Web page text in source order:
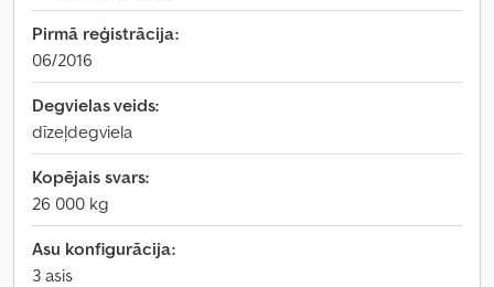
Pirmā reģistrācija:
06/2016
Degvielas veids:
dīzeļdegviela
Kopējais svars:
26 000 kg
Asu konfigurācija:
3 asis